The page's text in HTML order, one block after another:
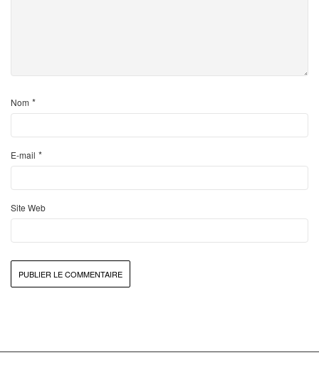
Nom *
E-mail *
Site Web